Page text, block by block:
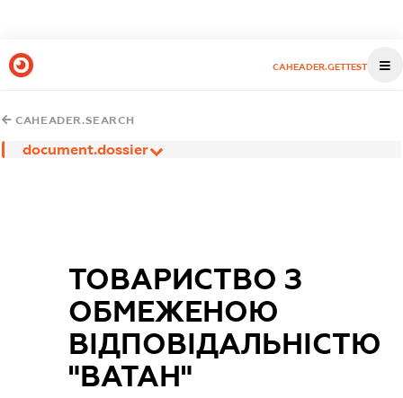
CAHEADER.GETTEST
CAHEADER.SEARCH
document.dossier
ТОВАРИСТВО З
ОБМЕЖЕНОЮ
ВІДПОВІДАЛЬНІСТЮ
"ВАТАН"